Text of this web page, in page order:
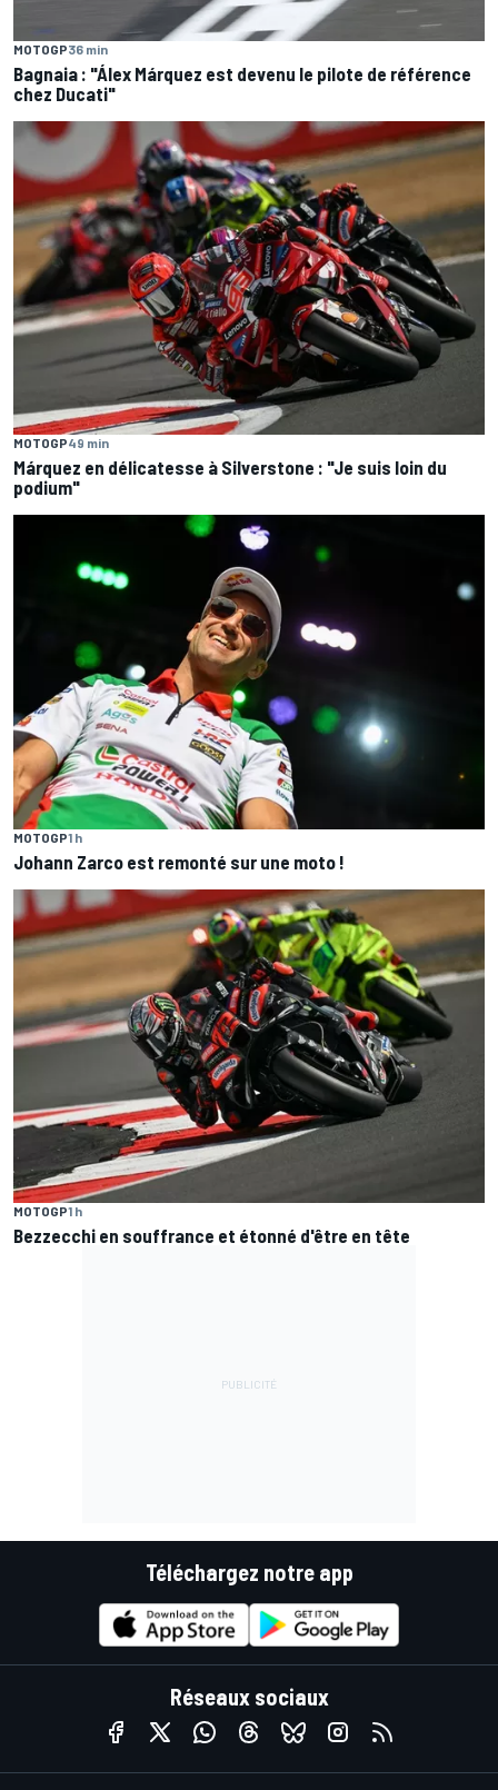
MOTOGP36 min
Bagnaia : "Álex Márquez est devenu le pilote de référence
chez Ducati"
MOTOGP49 min
Márquez en délicatesse à Silverstone : "Je suis loin du
podium"
MOTOGP1 h
Johann Zarco est remonté sur une moto !
MOTOGP1 h
Bezzecchi en souffrance et étonné d'être en tête
Téléchargez notre app
Réseaux sociaux